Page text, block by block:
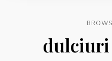
dulciuri